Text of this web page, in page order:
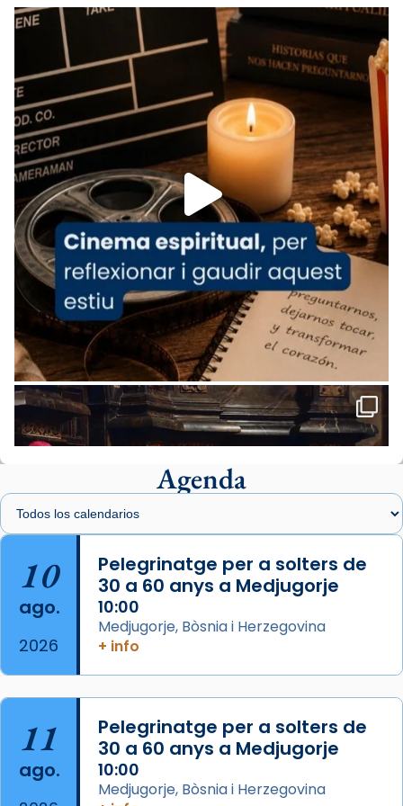
Recupera l'entrevista comp
Vatican
tican News 👇
www.vaticannews.va/es/iglesia/news/2026-
07/carmina-historia-depresion-papa-viaje-
espana-testimoni...
Foto
View on Facebook · Share
Arquebisbat de Barcelona
2 weeks ago
«Avui les santes Juliana i Semproniana ens
ajuden a alçar la mirada»
Mons. Sergi Gordo, bisbe de Tortosa, ha
presidit aquest 27 de juliol la missa de Les
Santes de Mataró.
🔗tinyurl.com/cvu5jmbk
📸 J. Merino
de Barcelona.
2 weeks ago
Aquest dilluns, 27 de juliol, ha tingut lloc la
missa d’acció de gràcies en agraïment al
comitè organitzador de la visita apostòlica
del Sant Pare Lleó XIV a Barcelona, i als
col·laboradors, a la Catedral de Barcelona.
L’arquebisbe de Barcelona, el cardenal Joan
Josep Omella, ha presidit la missa i l’ha
concelebrat el bisbe auxiliar de Barcelona,
Mons. David Abadías.
Agenda
10
ago.
2026
Pelegrinatge per a solters de
30 a 60 anys a Medjugorje
10:00
Medjugorje, Bòsnia i Herzegovina
+ info
11
ago.
Pelegrinatge per a solters de
30 a 60 anys a Medjugorje
10:00
Medjugorje, Bòsnia i Herzegovina